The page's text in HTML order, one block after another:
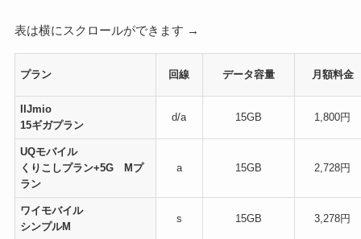
表は横にスクロールができます →
プラン 回線 データ容量 月額料金
IIJmio
15ギガプラン
d/a 15GB 1,800円
UQモバイル
くりこしプラン+5G Mプ
ラン
a 15GB 2,728円
ワイモバイル
シンプルM
s 15GB 3,278円